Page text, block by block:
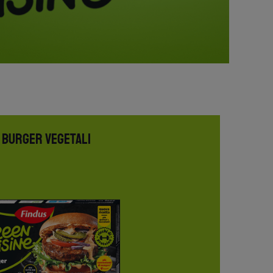
BURGER VEGETALI